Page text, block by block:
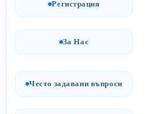
Регистрация
За Нас
Често задавани въпроси